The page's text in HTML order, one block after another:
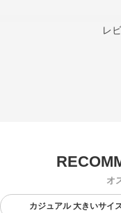
レ
オ
カジュアル 大きいサイ